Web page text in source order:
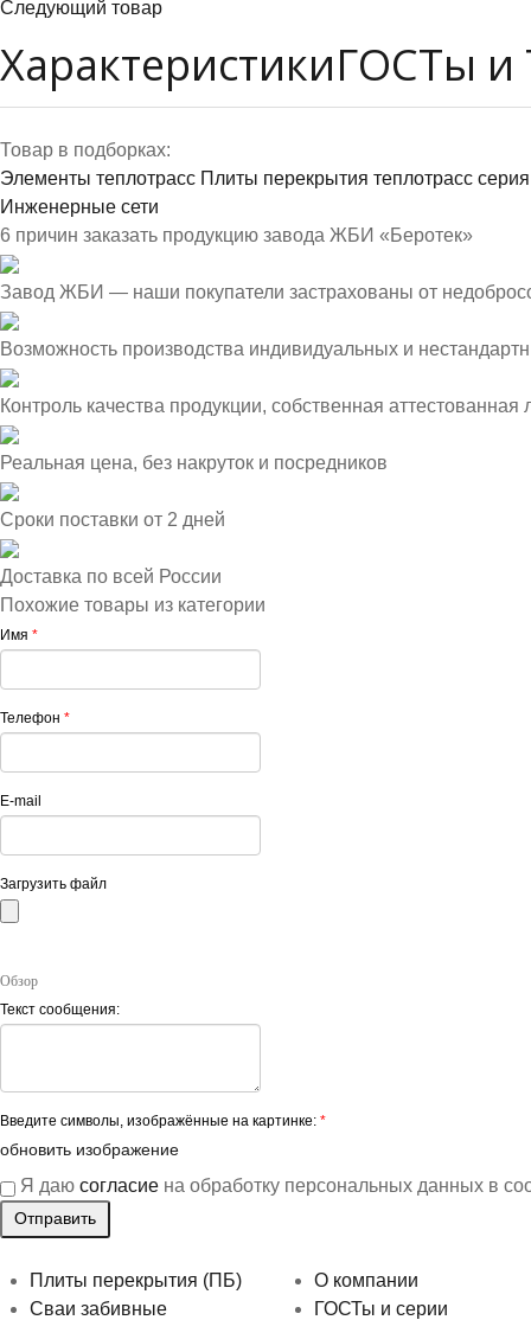
Следующий товар
ХарактеристикиГОСТы и
Товар в подборках:
Элементы теплотрасс Плиты перекрытия теплотрасс
Инженерные сети
6 причин заказать продукцию завода ЖБИ «Беротек»
Завод ЖБИ — наши покупатели застрахованы от
Возможность производства индивидуальных и
Контроль качества продукции, собственная аттестованная
Реальная цена, без накруток и посредников
Сроки поставки от 2 дней
Доставка по всей России
Похожие товары из категории
Имя *
Телефон *
E-mail
Загрузить файл
Обзор
Текст сообщения:
Введите символы, изображённые на картинке: *
обновить изображение
Я даю согласие на обработку персональных данных в
Плиты перекрытия (ПБ)
Сваи забивные
О компании
ГОСТы и серии